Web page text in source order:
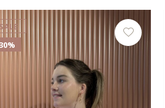
SALE